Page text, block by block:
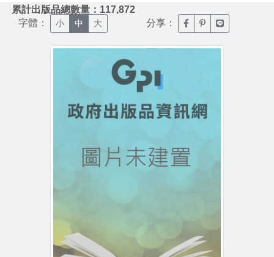
累計出版品總數量：117,872
字體： 小 中 大 分享： 臉書分享(另開新視窗)
噗浪分享(另開新
Line分享(另